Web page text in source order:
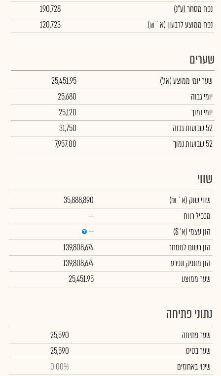
נפח מסחר(ע"נ)
190,728
נפח ממוצע לרבעון (א` ₪)
120,723
שערים
שער יומי ממוצע(אג')
25,451.95
יומי גבוה
25,680
יומי נמוך
25,120
52 שבועות גבוה
31,750
52 שבועות נמוך
7,957.00
שווי
שווי שוק (א` ₪)
35,888,890
מכפיל רווח
--
הון עצמי (א' $)
--
הון רשום למסחר
139,808,674
הון מונפק ונפרע
139,808,674
שער ממוצע
25,451.95
נתוני פתיחה
שער פתיחה
25,590
שער בסיס
25,590
שינוי באחוזים
0.00%